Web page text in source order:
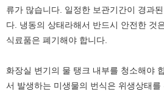
류가 많습니다. 일정한 보관기간이 경과
다. 냉동의 상태라해서 반드시 안전한 것
식료품은 폐기해야 합니다.
화장실 변기의 물 탱크 내부를 청소해야
서 발생하는 미생물의 번식은 위생상태를